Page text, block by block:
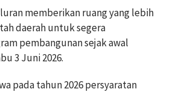
memberikan ruang yang lebih
daerah untuk segera
pembangunan sejak awal
3 Juni 2026.
pada tahun 2026 persyaratan